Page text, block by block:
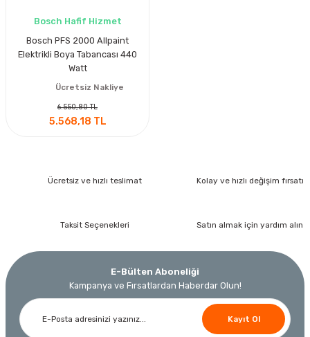
Bosch Hafif Hizmet
Bosch PFS 2000 Allpaint
Elektrikli Boya Tabancası 440
Watt
Ücretsiz Nakliye
6.550,80 TL
5.568,18 TL
Ücretsiz ve hızlı teslimat Kolay ve hızlı değişim fırsatı
Taksit Seçenekleri Satın almak için yardım alın
E-Bülten Aboneliği
Kampanya ve Fırsatlardan Haberdar Olun!
Kayıt Ol